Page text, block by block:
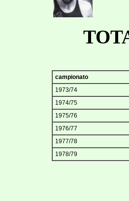
campionato
1973/74
1974/75
1975/76
1976/77
1977/78
1978/79